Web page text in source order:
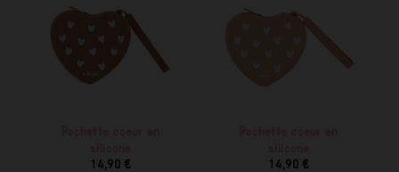
14,90 €
14,90 €